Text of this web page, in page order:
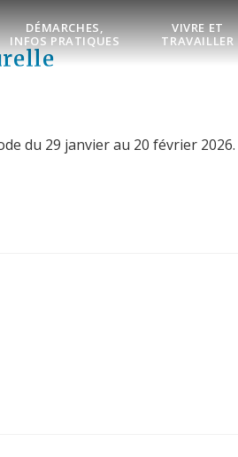
DÉMARCHES,
INFOS PRATIQUES
VIVRE ET
TRAVAILLER
du 29 janvier au 20 février